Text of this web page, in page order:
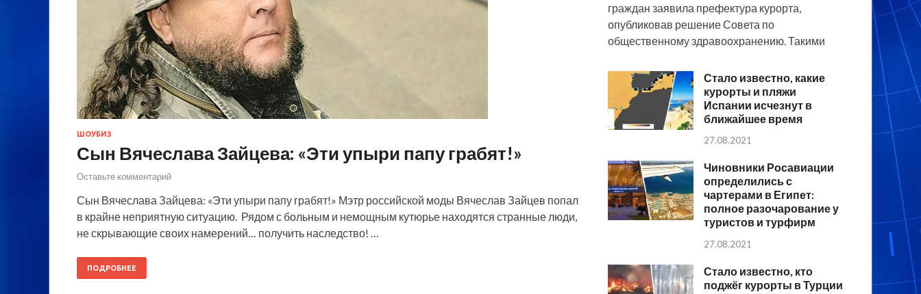
ШОУБИЗ
Сын Вячеслава Зайцева: «Эти упыри папу грабят!»
Оставьте комментарий
Сын Вячеслава Зайцева: «Эти упыри папу грабят!» Мэтр российской моды Вячеслав Зайцев попал
в крайне неприятную ситуацию. Рядом с больным и немощным кутюрье находятся странные люди,
не скрывающие своих намерений… получить наследство! …
ПОДРОБНЕЕ
граждан заявила префектура курорта,
опубликовав решение Совета по
общественному здравоохранению. Такими
Стало известно, какие
курорты и пляжи
Испании исчезнут в
ближайшее время
27.08.2021
Чиновники Росавиации
определились с
чартерами в Египет:
полное разочарование у
туристов и турфирм
27.08.2021
Стало известно, кто
поджёг курорты в Турции